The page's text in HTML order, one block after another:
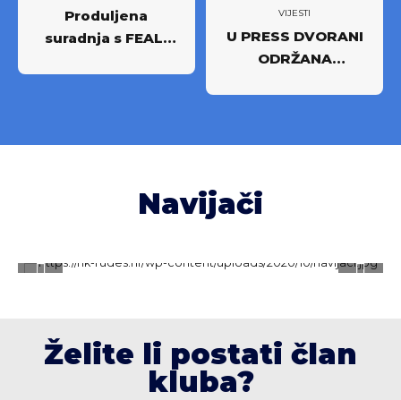
Produljena
suradnja s FEAL-
VIJESTI
U PRESS DVORANI
ODRŽANA
Navijači
Želite li postati član
kluba?